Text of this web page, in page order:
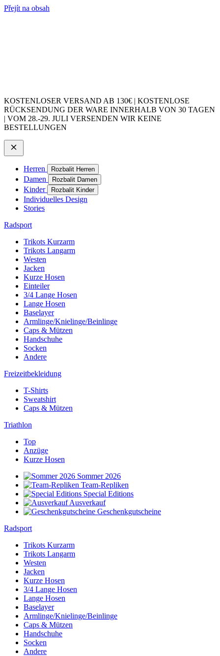
Přejít na obsah
KOSTENLOSER VERSAND AB 130€ | KOSTENLOSE
RÜCKSENDUNG DER WARE INNERHALB VON 30 TAGEN
| VOM 28.-29. JULI VERSENDEN WIR KEINE
BESTELLUNGEN
Herren Rozbalit Herren
Damen Rozbalit Damen
Kinder Rozbalit Kinder
Individuelles Design
Stories
Radsport
Trikots Kurzarm
Trikots Langarm
Westen
Jacken
Kurze Hosen
Einteiler
3/4 Lange Hosen
Lange Hosen
Baselayer
Armlinge/Knielinge/Beinlinge
Caps & Mützen
Handschuhe
Socken
Andere
Freizeitbekleidung
T-Shirts
Sweatshirt
Caps & Mützen
Triathlon
Top
Anzüge
Kurze Hosen
Sommer 2026
Team-Repliken
Special Editions
Ausverkauf
Geschenkgutscheine
Radsport
Trikots Kurzarm
Trikots Langarm
Westen
Jacken
Kurze Hosen
3/4 Lange Hosen
Lange Hosen
Baselayer
Armlinge/Knielinge/Beinlinge
Caps & Mützen
Handschuhe
Socken
Andere